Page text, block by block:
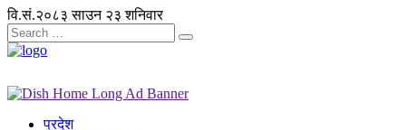
वि.सं.२०८३ साउन २३ शनिवार
प्रदेश